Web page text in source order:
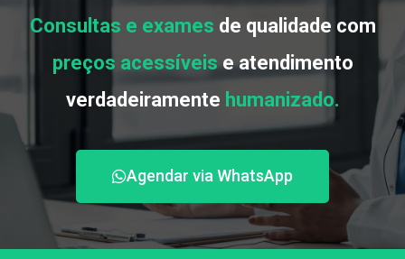
Consultas e exames de qualidade com
preços acessíveise atendimento
verdadeiramente humanizado.
Agendar via WhatsApp